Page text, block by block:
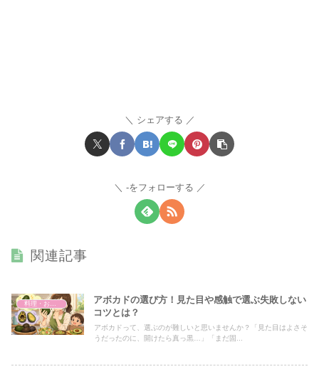
シェアする
-をフォローする
関連記事
アボカドの選び方！見た目や感触で選ぶ失敗しない
コツとは？
アボカドって、選ぶのが難しいと思いませんか？「見た目はよさそ
うだったのに、開けたら真っ黒…」「まだ固...